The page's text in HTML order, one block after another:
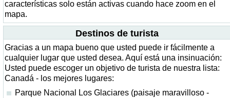
características solo están activas cuando hace zoom en el
mapa.
Destinos de turista
Gracias a un mapa bueno que usted puede ir fácilmente a
cualquier lugar que usted desea. Aquí está una insinuación:
Usted puede escoger un objetivo de turista de nuestra lista:
Canadá - los mejores lugares:
Parque Nacional Los Glaciares (paisaje maravilloso -